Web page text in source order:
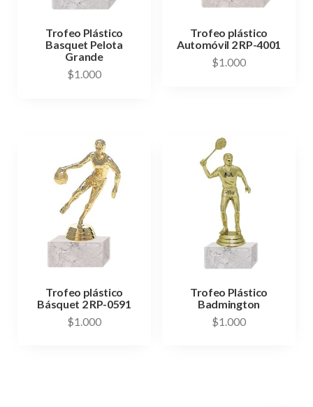
Trofeo Plástico
Basquet Pelota
Grande
$1.000
Trofeo plástico
Automóvil 2 RP-4001
$1.000
Trofeo plástico
Básquet 2 RP-0591
$1.000
Trofeo Plástico
Badmington
$1.000